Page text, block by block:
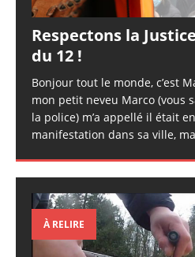
Respectons la
du 12 !
Bonjour tout le monde, c’est
mon petit neveu Marco (vous
la police) m’a appellé il était
manifestation dans sa ville,
À RELIRE